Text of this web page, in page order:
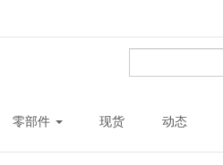
零部件 现货 动态